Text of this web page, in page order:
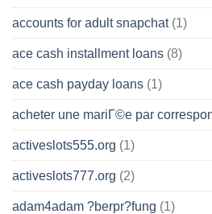
accounts for adult snapchat(1)
ace cash installment loans (8)
ace cash payday loans (1)
acheter une mariГ©e par
activeslots555.org (1)
activeslots777.org (2)
adam4adam ?berpr?fung (1)